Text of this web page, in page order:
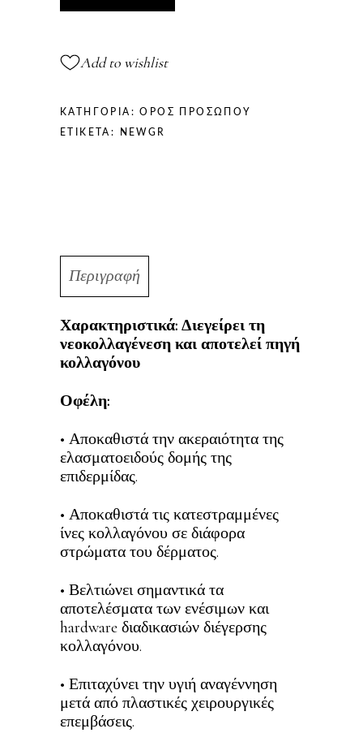
Add to wishlist
ΚΑΤΗΓΟΡΊΑ:ΟΡΟΣ ΠΡΟΣΩΠΟΥ
ΕΤΙΚΈΤΑ: NEWGR
Περιγραφή
Χαρακτηριστικά: Διεγείρει τη
νεοκολλαγένεση και αποτελεί πηγή
κολλαγόνου
Οφέλη:
• Αποκαθιστά την ακεραιότητα της
ελασματοειδούς δομής της
επιδερμίδας.
• Αποκαθιστά τις κατεστραμμένες
ίνες κολλαγόνου σε διάφορα
στρώματα του δέρματος.
• Βελτιώνει σημαντικά τα
αποτελέσματα των ενέσιμων και
hardware διαδικασιών διέγερσης
κολλαγόνου.
• Επιταχύνει την υγιή αναγέννηση
μετά από πλαστικές χειρουργικές
επεμβάσεις.